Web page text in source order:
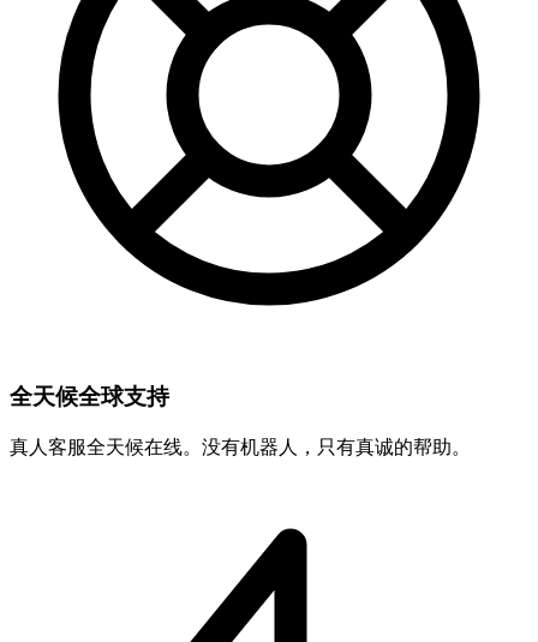
全天候全球支持
真人客服全天候在线。没有机器人，只有真诚的帮助。